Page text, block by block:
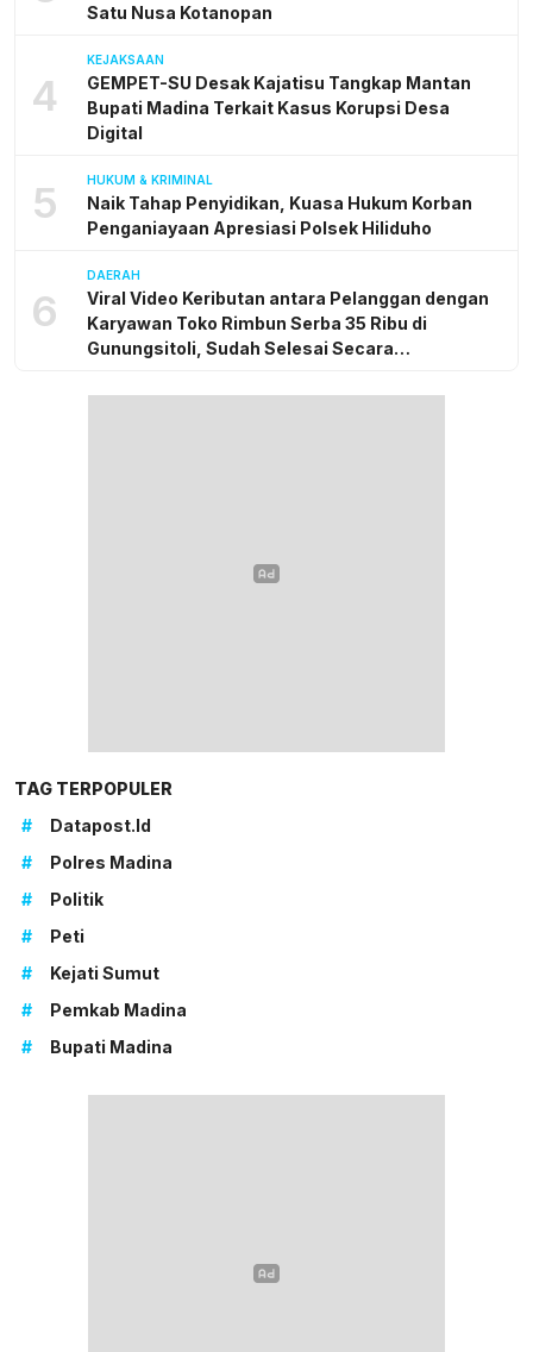
Satu Nusa Kotanopan
4
KEJAKSAAN
GEMPET-SU Desak Kajatisu Tangkap Mantan
Bupati Madina Terkait Kasus Korupsi Desa
Digital
5 HUKUM & KRIMINAL
Naik Tahap Penyidikan, Kuasa Hukum Korban
Penganiayaan Apresiasi Polsek Hiliduho
6
DAERAH
Viral Video Keributan antara Pelanggan dengan
Karyawan Toko Rimbun Serba 35 Ribu di
Gunungsitoli, Sudah Selesai Secara
TAG TERPOPULER
#
Datapost.id
#
Polres Madina
#
Politik
#
Peti
#
Kejati Sumut
#
Pemkab Madina
#
Bupati Madina